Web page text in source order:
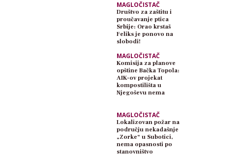
MAGLOČISTAČ
Društvo za zaštitu i
proučavanje ptica
Srbije: Orao krstaš
Feliks je ponovo na
slobodi!
MAGLOČISTAČ
Komisija za planove
opštine Bačka Topola:
AIK-ov projekat
kompostilišta u
Njegoševu nema
MAGLOČISTAČ
Lokalizovan požar na
području nekadašnje
„Zorke“ u Subotici,
nema opasnosti po
stanovništvo